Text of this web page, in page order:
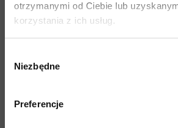
otrzymanymi od Ciebie lub
korzystania z ich usług.
zgody
Niezbędne
Preferencje
Specyfikacja